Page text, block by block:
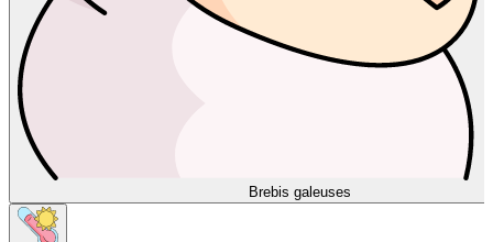
Brebis galeuses